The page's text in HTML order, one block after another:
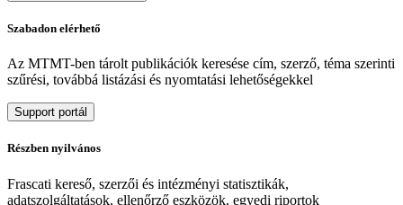
Szabadon elérhető
Az MTMT-ben tárolt publikációk keresése cím, szerző, téma szerinti
szűrési, továbbá listázási és nyomtatási lehetőségekkel
Support portál
Részben nyilvános
Frascati kereső, szerzői és intézményi statisztikák,
adatszolgáltatások, ellenőrző eszközök, egyedi riportok